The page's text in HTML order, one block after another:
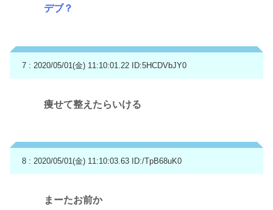
デブ？
7 : 2020/05/01(金) 11:10:01.22 ID:5HCDVbJY0
痩せて整えたらいける
8 : 2020/05/01(金) 11:10:03.63 ID:/TpB68uK0
まーたお前か